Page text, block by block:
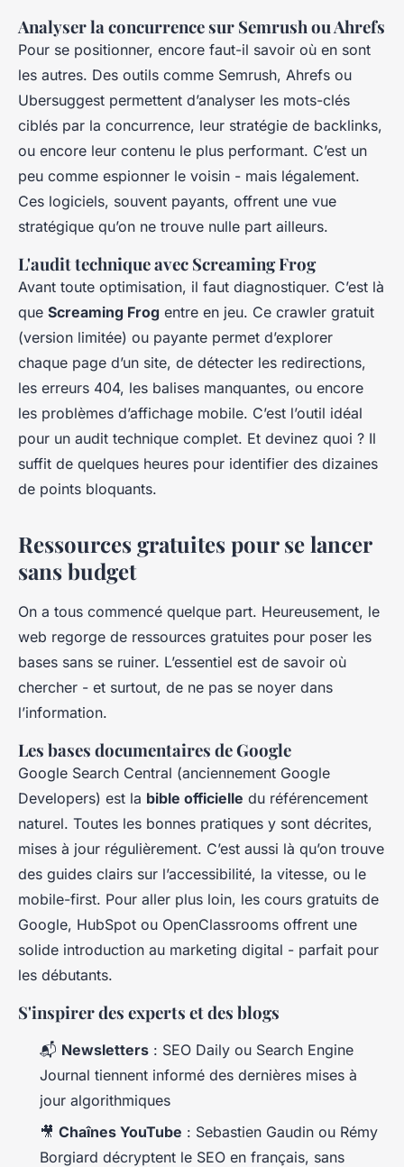
Analyser la concurrence sur Semrush ou Ahrefs
Pour se positionner, encore faut-il savoir où en sont
les autres. Des outils comme Semrush, Ahrefs ou
Ubersuggest permettent d’analyser les mots-clés
ciblés par la concurrence, leur stratégie de backlinks,
ou encore leur contenu le plus performant. C’est un
peu comme espionner le voisin - mais légalement.
Ces logiciels, souvent payants, offrent une vue
stratégique qu’on ne trouve nulle part ailleurs.
L'audit technique avec Screaming Frog
Avant toute optimisation, il faut diagnostiquer. C’est là
que Screaming Frog entre en jeu. Ce crawler gratuit
(version limitée) ou payante permet d’explorer
chaque page d’un site, de détecter les redirections,
les erreurs 404, les balises manquantes, ou encore
les problèmes d’affichage mobile. C’est l’outil idéal
pour un audit technique complet. Et devinez quoi ? Il
suffit de quelques heures pour identifier des dizaines
de points bloquants.
Ressources gratuites pour se lancer
sans budget
On a tous commencé quelque part. Heureusement, le
web regorge de ressources gratuites pour poser les
bases sans se ruiner. L’essentiel est de savoir où
chercher - et surtout, de ne pas se noyer dans
l’information.
Les bases documentaires de Google
Google Search Central (anciennement Google
Developers) est la bible officielle du référencement
naturel. Toutes les bonnes pratiques y sont décrites,
mises à jour régulièrement. C’est aussi là qu’on trouve
des guides clairs sur l’accessibilité, la vitesse, ou le
mobile-first. Pour aller plus loin, les cours gratuits de
Google, HubSpot ou OpenClassrooms offrent une
solide introduction au marketing digital - parfait pour
les débutants.
S'inspirer des experts et des blogs
📬 Newsletters : SEO Daily ou Search Engine
Journal tiennent informé des dernières mises à
jour algorithmiques
🎥 Chaînes YouTube : Sebastien Gaudin ou Rémy
Borgiard décryptent le SEO en français, sans